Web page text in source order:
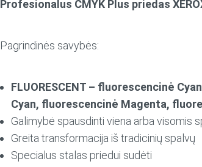
Profesionalus CMYK Plus priedas
Pagrindinės savybės:
FLUORESCENT – fluorescencinė
Cyan, fluorescencinė Magenta,
Galimybė spausdinti viena arba visomis
Greita transformacija iš tradicinių spalvų
Specialus stalas priedui sudėti